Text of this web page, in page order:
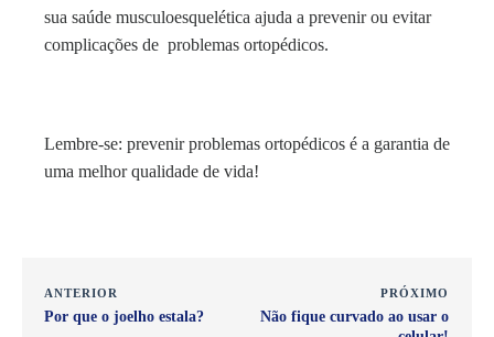
sua saúde musculoesquelética ajuda a prevenir ou evitar
complicações de problemas ortopédicos.
Lembre-se: prevenir problemas ortopédicos é a garantia de
uma melhor qualidade de vida!
ANTERIOR
Por que o joelho estala?
PRÓXIMO
Não fique curvado ao usar o